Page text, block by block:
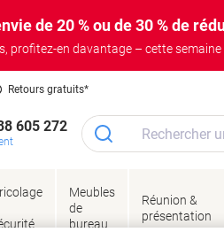
de 20 % ou de 30 % de
profitez-en davantage – cette semaine
Retours gratuits*
605 272
Meubles
de
bureau
Réunion &
présentation